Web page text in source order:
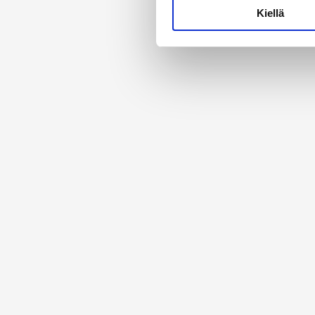
Lue lisää siitä, miten
ja kävijämäärämme
kumppaneillemme tietoja
olet antanut heille tai joita
Kiellä